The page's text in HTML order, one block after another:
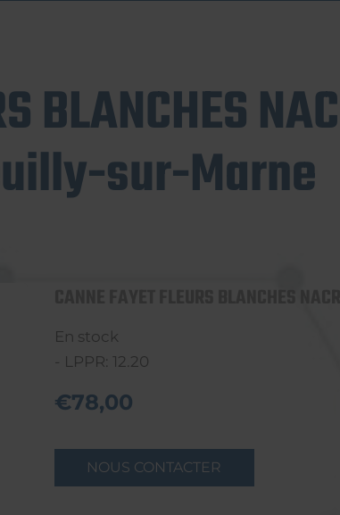
BLANCHES
sur-Marne
En stock
- LPPR: 12.20
€78,00
NOUS CONTACTER